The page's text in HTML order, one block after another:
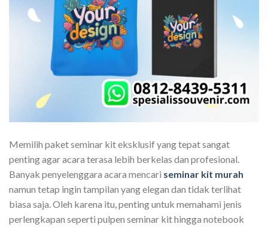
Memilih paket seminar kit eksklusif yang tepat sangat
penting agar acara terasa lebih berkelas dan profesional.
Banyak penyelenggara acara mencari seminar kit murah
namun tetap ingin tampilan yang elegan dan tidak terlihat
biasa saja. Oleh karena itu, penting untuk memahami jenis
perlengkapan seperti pulpen seminar kit hingga notebook